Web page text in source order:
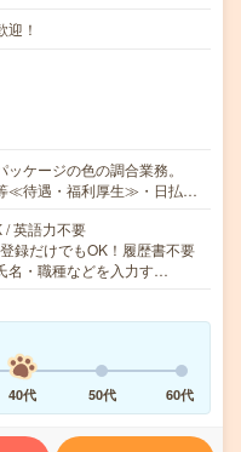
！
ケージの色の調合業務。
≪待遇・福利厚生≫・日払…
/ 英語力不要
録だけでもOK！履歴書不要
名・職種などを入力す…
40代 50代 60代